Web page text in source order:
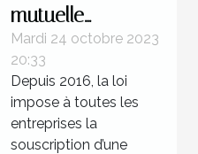
mutuelle
d'entreprise
obligatoire
Mardi 24 octobre 2023
20:33
Depuis 2016, la loi
impose à toutes les
entreprises la
souscription d’une